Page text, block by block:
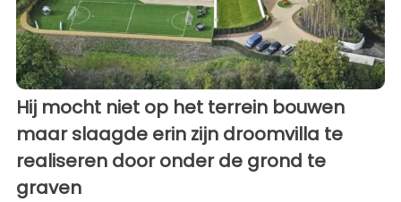
Hij mocht niet op het terrein bouwen
maar slaagde erin zijn droomvilla te
realiseren door onder de grond te
graven